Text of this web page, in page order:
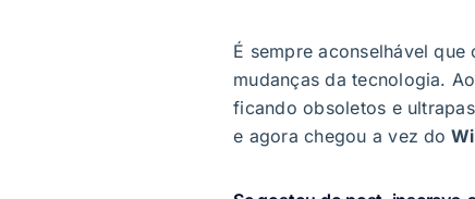
É sempre aconselhável
mudanças da tecnologia.
ficando obsoletos e
e agora chegou a vez do